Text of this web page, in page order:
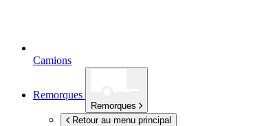
Camions
Remorques
Remorques
Retour au menu principal